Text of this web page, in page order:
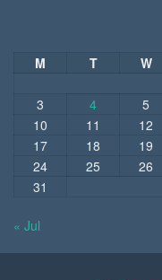
M
T W
3
4 5
10
11 12
17
18 19
24
25 26
31
« Jul